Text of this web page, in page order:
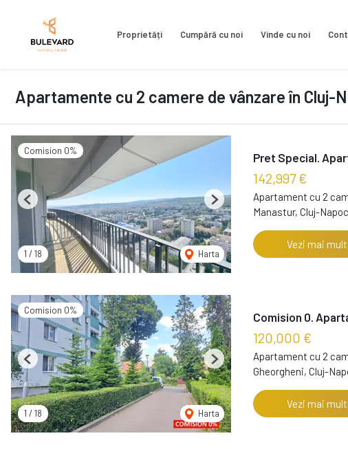
Proprietăți Cumpără cu noi Vinde cu noi
Apartamente cu 2 camere de vânzare în Cluj-
Comision 0%
1 / 18 Harta
Previous Next
Pret Special.
142,997 €
Apartament cu 2
Manastur, Cluj-
Vezi mai
Comision 0%
1 / 18 Harta
Previous Next
Comision 0.
120,000 €
Apartament cu 2
Gheorgheni, Cluj-
Vezi mai